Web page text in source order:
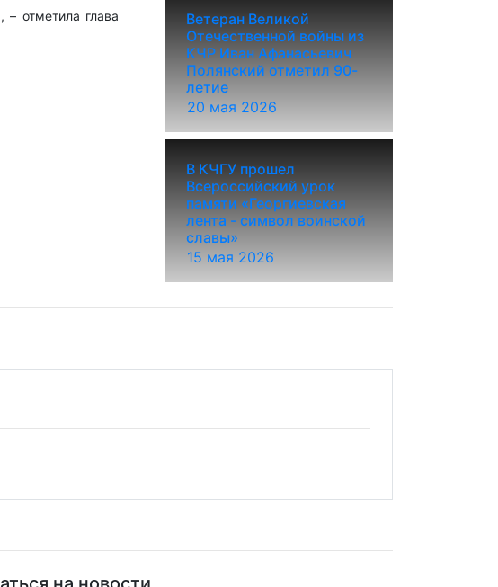
отметила глава
20 мая 2026
Ветеран Великой
Отечественной войны из
КЧР Иван Афанасьевич
Полянский отметил 90-
летие
15 мая 2026
В КЧГУ прошел
Всероссийский урок
памяти «Георгиевская
лента - символ воинской
славы»